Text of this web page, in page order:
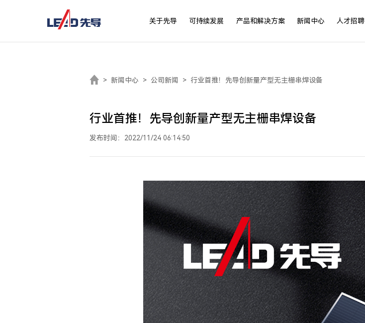
关于先导 可持续发展 产品和解决方案 新闻中心 人才招聘
> 新闻中心 > 公司新闻 > 行业首推！先导创新量产型无主栅串焊设备
行业首推！先导创新量产型无主栅串焊设备
发布时间：2022/11/24 06:14:50